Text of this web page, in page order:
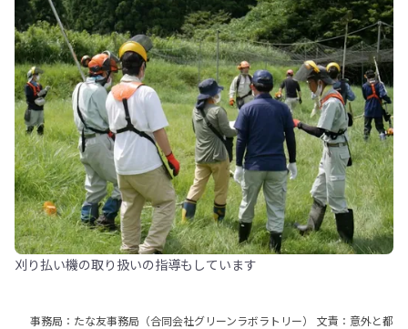
刈り払い機の取り扱いの指導もしています
事務局：たな友事務局（合同会社グリーンラボラトリー） 文責：意外と都